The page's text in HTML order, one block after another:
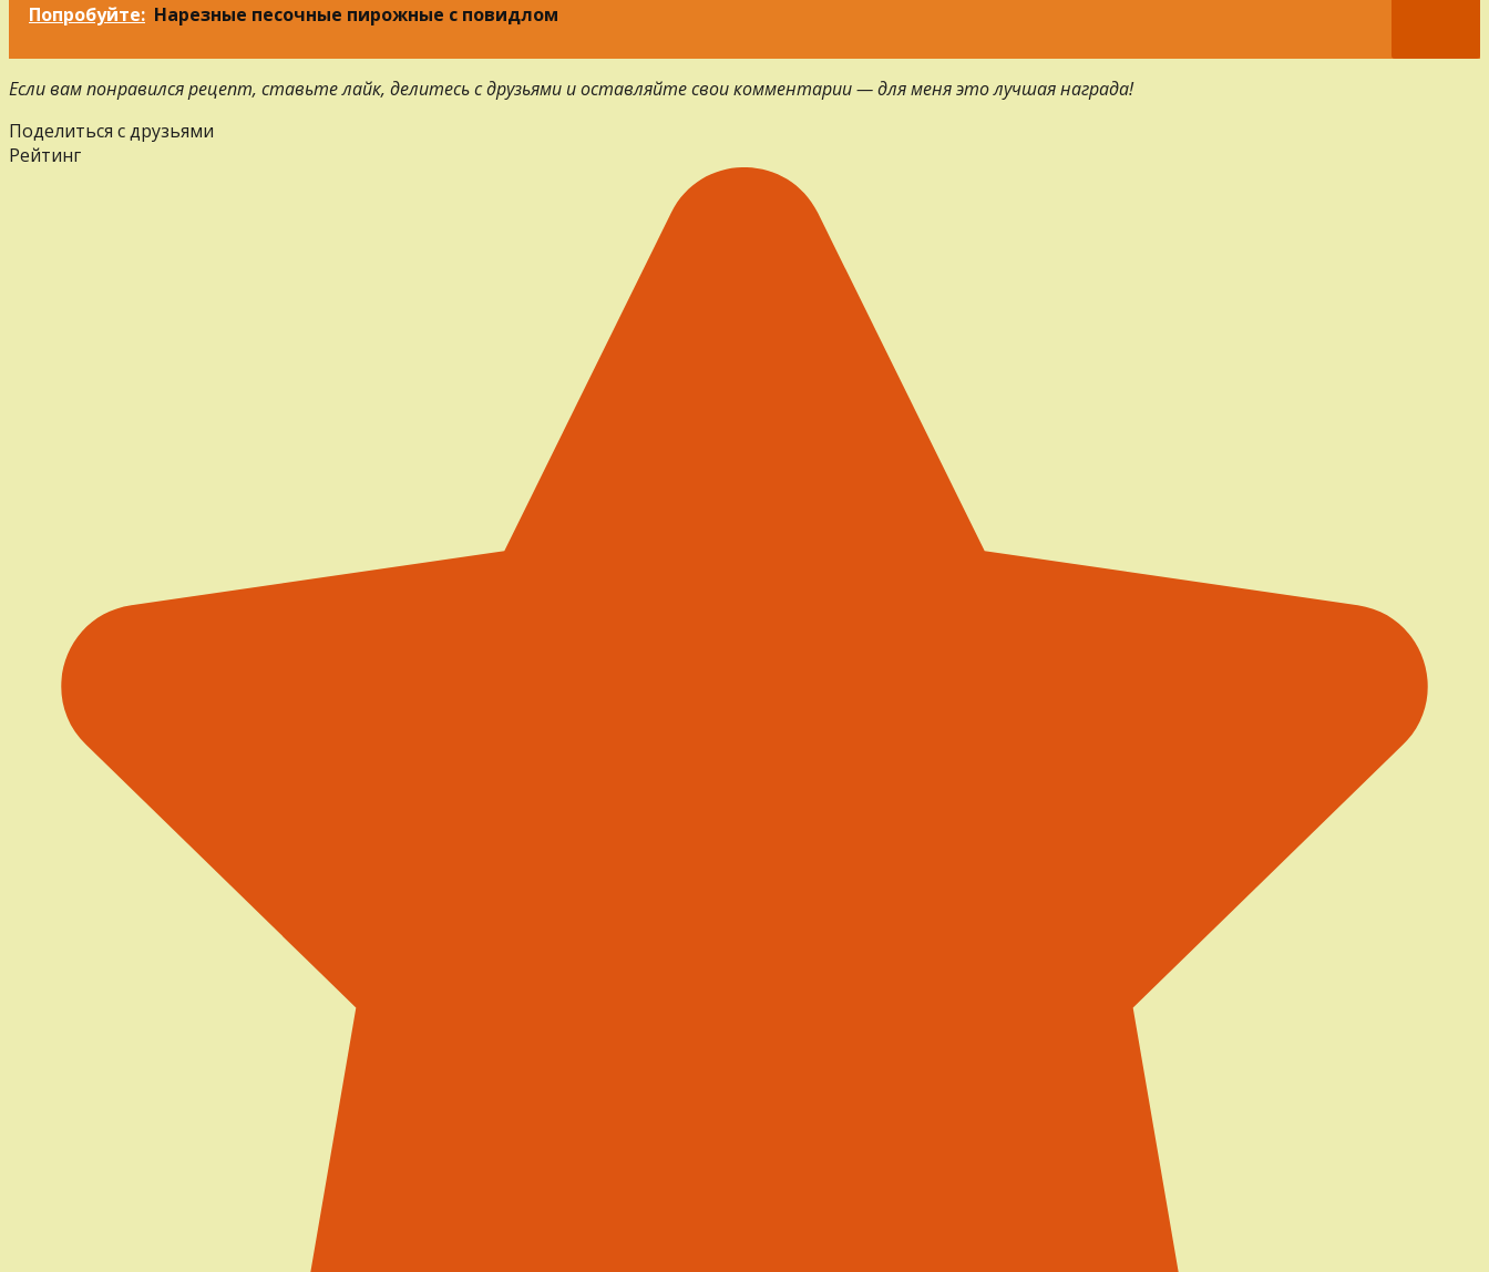
Попробуйте: Нарезные песочные пирожные с повидлом
Если вам понравился рецепт, ставьте лайк, делитесь с друзьями и оставляйте свои комментарии — для меня это лучшая награда!
Поделиться с друзьями
Рейтинг